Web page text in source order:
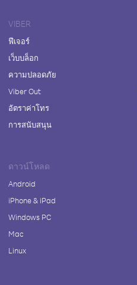
VIBER
ฟีเจอร์
เว็บบล็อก
ความปลอดภัย
Viber Out
อัตราค่าโทร
การสนับสนุน
ดาวน์โหลด
Android
iPhone & iPad
Windows PC
Mac
Linux